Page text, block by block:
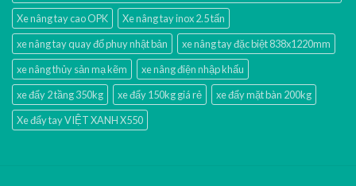
Xe nâng tay cao OPK
Xe nâng tay inox 2.5 tấn
xe nâng tay quay đổ phuy nhật bản
xe nâng tay đặc biệt 838x1220mm
xe nâng thủy sản mạ kẽm
xe nâng điện nhập khấu
xe đẩy 2 tầng 350kg
xe đẩy 150kg giá rẻ
xe đẩy mặt bàn 200kg
Xe đẩy tay VIỆT XANH X550